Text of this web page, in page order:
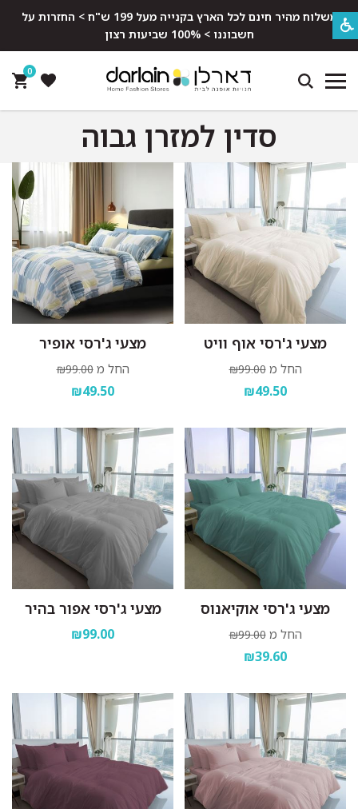
משלוח מהיר חינם לכל הארץ בקנייה מעל 199 ש"ח > החזרות על
חשבוננו > 100% שביעות רצון
0
סדין למזרן גבוה
מצעי ג'רסי אוף וויט
החל מ ₪99.00
₪49.50
מצעי ג'רסי אופיר
החל מ ₪99.00
₪49.50
מצעי ג'רסי אוקיאנוס
החל מ ₪99.00
₪39.60
מצעי ג'רסי אפור בהיר
₪99.00